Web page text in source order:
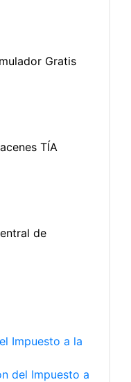
Impuesto a la
del Impuesto a